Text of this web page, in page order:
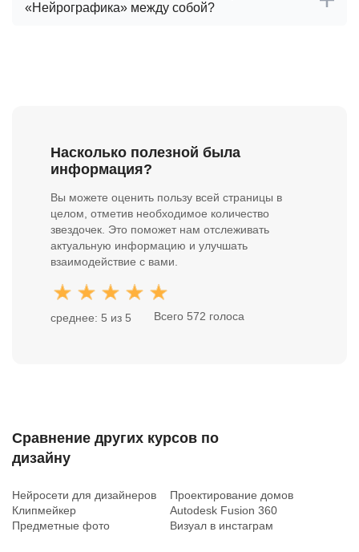
«Нейрографика» между собой?
Насколько полезной была
информация?
Вы можете оценить пользу всей страницы в
целом, отметив необходимое количество
звездочек. Это поможет нам отслеживать
актуальную информацию и улучшать
взаимодействие с вами.
среднее: 5 из 5 Всего 572 голоса
Сравнение других курсов по
дизайну
Нейросети для дизайнеров
Проектирование домов
Клипмейкер
Autodesk Fusion 360
Предметные фото
Визуал в инстаграм